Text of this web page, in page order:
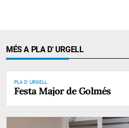
MÉS A PLA D' URGELL
PLA D' URGELL
Festa Major de Golmés